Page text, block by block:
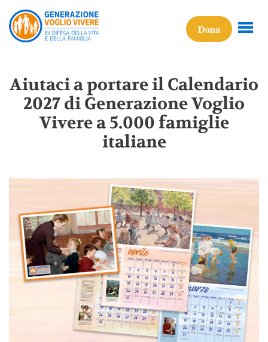
Dona
Aiutaci a portare il Calendario
2027 di Generazione Voglio
Vivere a 5.000 famiglie
italiane